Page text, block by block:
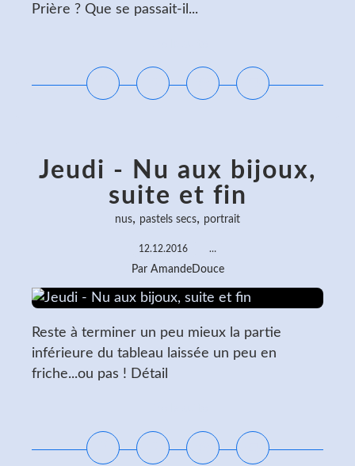
Prière ? Que se passait-il...
Jeudi - Nu aux bijoux,
suite et fin
nus, pastels secs, portrait
12.12.2016 …
Par AmandeDouce
Reste à terminer un peu mieux la partie
inférieure du tableau laissée un peu en
friche...ou pas ! Détail